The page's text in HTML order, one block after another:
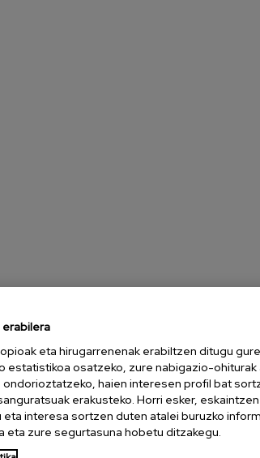
eta hirugarrenenak erabiltzen ditugu
estatistikoa osatzeko, zure nabigazio-
ondorioztatzeko, haien interesen profil bat
erakusteko. Horri esker,
interesa sortzen duten atalei buruzko
eta zure segurtasuna hobetu ditzakegu.